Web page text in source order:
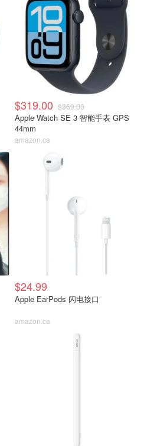
$319.00 $369.00
Apple Watch SE 3 智能手表 GPS
44mm
amazon.ca
$24.99
Apple EarPods 闪电接口
amazon.ca